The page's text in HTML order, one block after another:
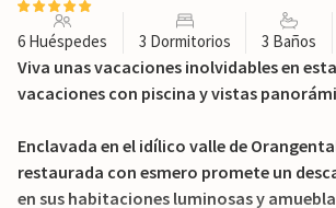
6 Huéspedes 3 Dormitorios 3 Baños
Viva unas vacaciones inolvidables en
vacaciones con piscina y vistas
Enclavada en el idílico valle de
restaurada con esmero promete un
en sus habitaciones luminosas y